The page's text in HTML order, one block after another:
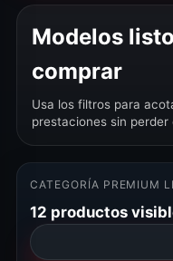
Modelos
comprar
Usa los filtros para
prestaciones sin
CATEGORÍA PREMIUM
12 productos